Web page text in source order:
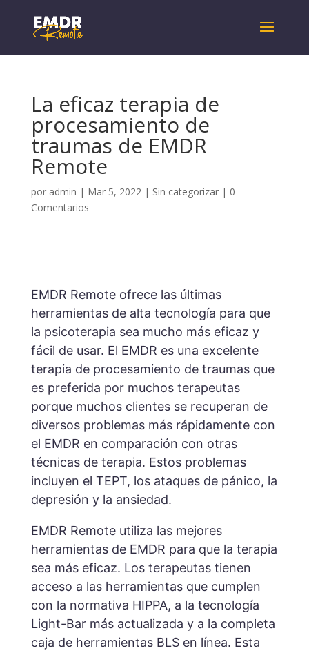
La eficaz terapia de
procesamiento de
traumas de EMDR
Remote
por admin | Mar 5, 2022| Sin categorizar| 0
Comentarios
EMDR Remote ofrece las últimas
herramientas de alta tecnología para que
la psicoterapia sea mucho más eficaz y
fácil de usar. El EMDR es una excelente
terapia de procesamiento de traumas que
es preferida por muchos terapeutas
porque muchos clientes se recuperan de
diversos problemas más rápidamente con
el EMDR en comparación con otras
técnicas de terapia. Estos problemas
incluyen el TEPT, los ataques de pánico, la
depresión y la ansiedad.
EMDR Remote utiliza las mejores
herramientas de EMDR para que la terapia
sea más eficaz. Los terapeutas tienen
acceso a las herramientas que cumplen
con la normativa HIPPA, a la tecnología
Light-Bar más actualizada y a la completa
caja de herramientas BLS en línea. Esta